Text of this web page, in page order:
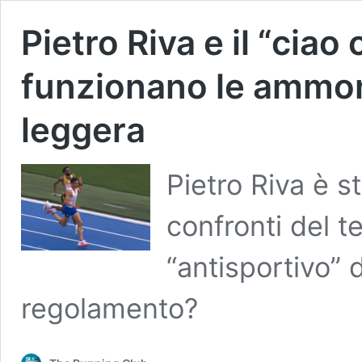
Pietro Riva e il “ciao
funzionano le
leggera
Pietro Riva è
confronti del
“antisportivo”
regolamento?